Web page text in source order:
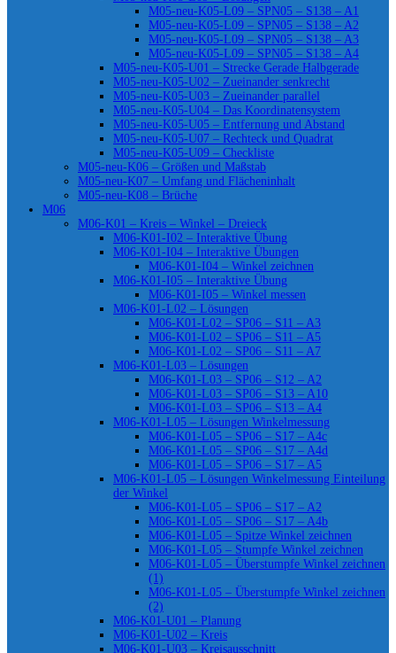
M05-neu-K05-L09 – SPN05 – S138 – A1
M05-neu-K05-L09 – SPN05 – S138 – A2
M05-neu-K05-L09 – SPN05 – S138 – A3
M05-neu-K05-L09 – SPN05 – S138 – A4
M05-neu-K05-U01 – Strecke Gerade Halbgerade
M05-neu-K05-U02 – Zueinander senkrecht
M05-neu-K05-U03 – Zueinander parallel
M05-neu-K05-U04 – Das Koordinatensystem
M05-neu-K05-U05 – Entfernung und Abstand
M05-neu-K05-U07 – Rechteck und Quadrat
M05-neu-K05-U09 – Checkliste
M05-neu-K06 – Größen und Maßstab
M05-neu-K07 – Umfang und Flächeninhalt
M05-neu-K08 – Brüche
M06
M06-K01 – Kreis – Winkel – Dreieck
M06-K01-I02 – Interaktive Übung
M06-K01-I04 – Interaktive Übungen
M06-K01-I04 – Winkel zeichnen
M06-K01-I05 – Interaktive Übung
M06-K01-I05 – Winkel messen
M06-K01-L02 – Lösungen
M06-K01-L02 – SP06 – S11 – A3
M06-K01-L02 – SP06 – S11 – A5
M06-K01-L02 – SP06 – S11 – A7
M06-K01-L03 – Lösungen
M06-K01-L03 – SP06 – S12 – A2
M06-K01-L03 – SP06 – S13 – A10
M06-K01-L03 – SP06 – S13 – A4
M06-K01-L05 – Lösungen Winkelmessung
M06-K01-L05 – SP06 – S17 – A4c
M06-K01-L05 – SP06 – S17 – A4d
M06-K01-L05 – SP06 – S17 – A5
M06-K01-L05 – Lösungen Winkelmessung Einteilung
der Winkel
M06-K01-L05 – SP06 – S17 – A2
M06-K01-L05 – SP06 – S17 – A4b
M06-K01-L05 – Spitze Winkel zeichnen
M06-K01-L05 – Stumpfe Winkel zeichnen
M06-K01-L05 – Überstumpfe Winkel zeichnen
(1)
M06-K01-L05 – Überstumpfe Winkel zeichnen
(2)
M06-K01-U01 – Planung
M06-K01-U02 – Kreis
M06-K01-U03 – Kreisausschnitt